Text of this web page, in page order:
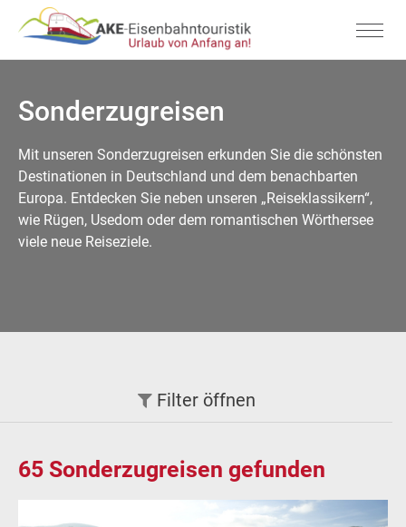
Sonderzugreisen
Mit unseren Sonderzugreisen erkunden Sie die schönsten
Destinationen in Deutschland und dem benachbarten
Europa. Entdecken Sie neben unseren „Reiseklassikern“,
wie Rügen, Usedom oder dem romantischen Wörthersee
viele neue Reiseziele.
Filter öffnen
65 Sonderzugreisen gefunden